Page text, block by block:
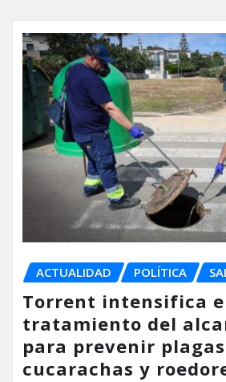
ACTUALIDAD POLÍTICA
Torrent intensifica
tratamiento del
para prevenir
cucarachas y